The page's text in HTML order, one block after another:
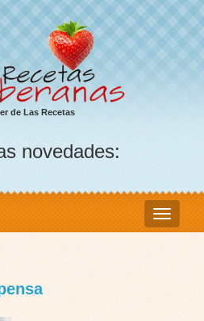
de Las Recetas
novedades: